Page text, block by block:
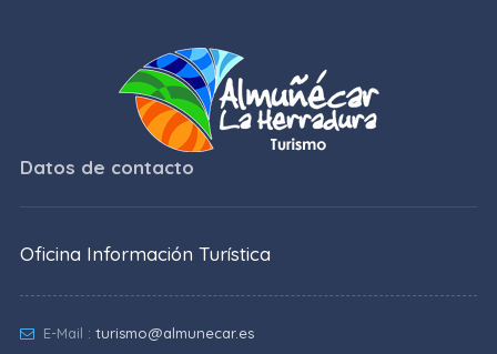
Datos de contacto
Oficina Información Turística
E-Mail : turismo@almunecar.es